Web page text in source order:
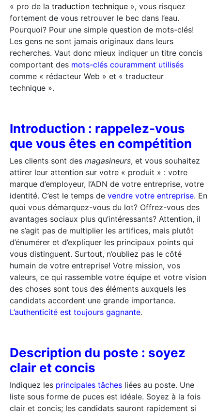
« pro de la traduction technique », vous risquez
fortement de vous retrouver le bec dans l’eau.
Pourquoi? Pour une simple question de mots-clés!
Les gens ne sont jamais originaux dans leurs
recherches. Vaut donc mieux indiquer un titre concis
comportant des mots-clés couramment utilisés
comme « rédacteur Web » et « traducteur
technique ».
Introduction : rappelez-vous
que vous êtes en compétition
Les clients sont des magasineurs, et vous souhaitez
attirer leur attention sur votre « produit » : votre
marque d’employeur, l’ADN de votre entreprise, votre
identité. C’est le temps de vendre votre entreprise. En
quoi vous démarquez-vous du lot? Offrez-vous des
avantages sociaux plus qu’intéressants? Attention, il
ne s’agit pas de multiplier les artifices, mais plutôt
d’énumérer et d’expliquer les principaux points qui
vous distinguent. Surtout, n’oubliez pas le côté
humain de votre entreprise! Votre mission, vos
valeurs, ce qui rassemble votre équipe et votre vision
des choses sont tous des éléments auxquels les
candidats accordent une grande importance.
L’authenticité est toujours gagnante.
Description du poste : soyez
clair et concis
Indiquez les principales tâches liées au poste. Une
liste sous forme de puces est idéale. Soyez à la fois
clair et concis; les candidats sauront rapidement si